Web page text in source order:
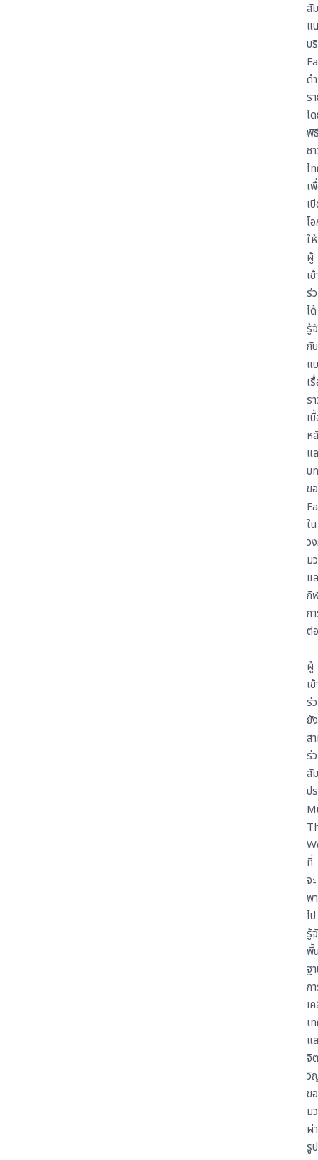
สั
แ
บ
ด
ร
โ
พิ
ช
ไ
เ
เ
โ
ให้
ผู้
เ
ร่
ได้
รู้
กับ
แ
เ
ร
เ
ห
แ
บ
ข
ใน
ว
ม
แ
กี
ก
ต่
ผู้
เ
ร่
ยัง
ส
ร่
สั
ป
ที่
จะ
พา
ไป
รู้
พื้
ฐ
ก
เ
เ
แ
จิต
วิ
ข
ม
ผ่
รูป